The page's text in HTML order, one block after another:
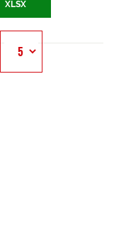
XLSX